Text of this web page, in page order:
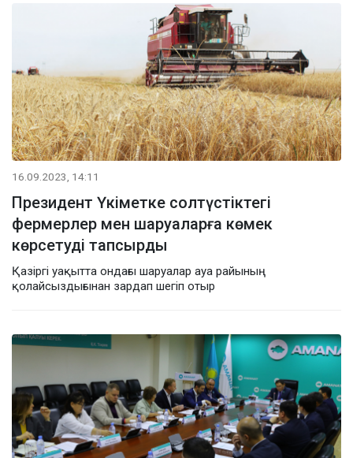
16.09.2023, 14:11
Президент Үкіметке солтүстіктегі
фермерлер мен шаруаларға көмек
көрсетуді тапсырды
Қазіргі уақытта ондағы шаруалар ауа райының
қолайсыздығынан зардап шегіп отыр